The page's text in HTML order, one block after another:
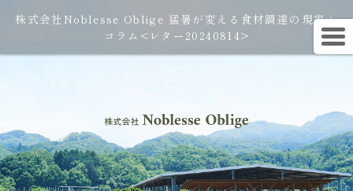
株式会社Noblesse Oblige 猛暑が変える食材調達の現実：
コラム<レター20240814>